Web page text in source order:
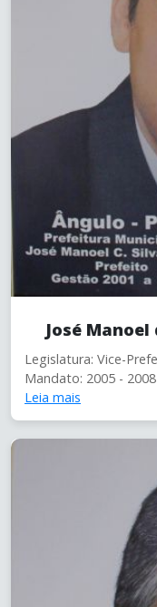
José Manoel
Legislatura: Vice-
Mandato: 2005 -
Leia mais